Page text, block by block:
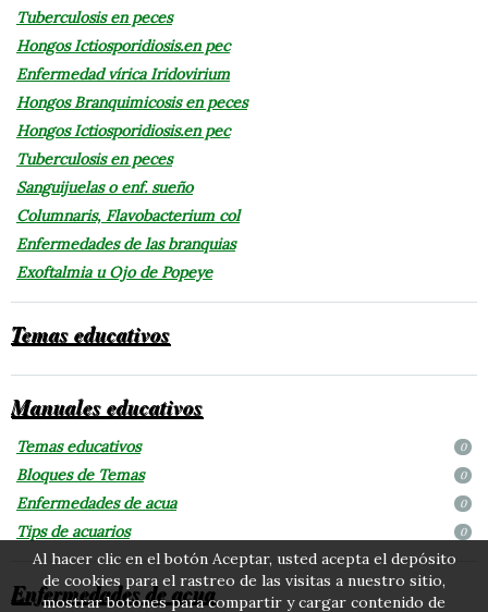
Tuberculosis en peces
Hongos Ictiosporidiosis.en pec
Enfermedad vírica Iridovirium
Hongos Branquimicosis en peces
Hongos Ictiosporidiosis.en pec
Tuberculosis en peces
Sanguijuelas o enf. sueño
Columnaris, Flavobacterium col
Enfermedades de las branquias
Exoftalmia u Ojo de Popeye
Temas educativos
Manuales educativos
Temas educativos 0
Bloques de Temas 0
Enfermedades de acua 0
Tips de acuarios 0
Enfermedades de acua
Al hacer clic en el botón Aceptar, usted acepta el depósito
de cookies para el rastreo de las visitas a nuestro sitio,
mostrar botones para compartir y cargar contenido de